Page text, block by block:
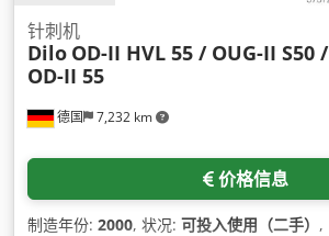
德国 7,232 km
针刺机
Dilo OD-II HVL 55 / OUG-II S50 /
OD-II 55
价格信息
制造年份: 2000, 状况: 可投入使用（二手） ,